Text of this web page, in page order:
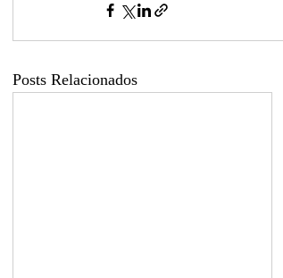
Posts Relacionados